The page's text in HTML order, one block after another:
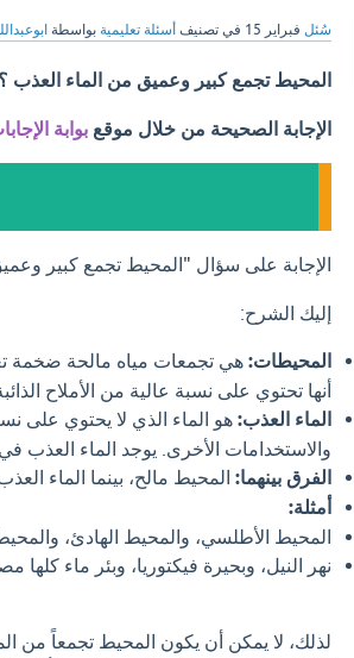
سُئل فبراير 15 في تصنيف أسئلة تعليمية بواسطة
المحيط تجمع كبير وعميق من الماء العذب
الإجابة الصحيحة من خلال موقع بوابة
الإجابة على سؤال "المحيط تجمع كبير
إليك الشرح:
المحيطات: هي تجمعات مياه مالحة ضخمة
أنها تحتوي على نسبة عالية من الأملاح
الماء العذب: هو الماء الذي لا يحتوي على
والاستخدامات الأخرى. يوجد الماء العذب في
الفرق بينهما: المحيط مالح، بينما الماء
أمثلة:
المحيط الأطلسي، والمحيط الهادئ،
نهر النيل، وبحيرة فيكتوريا، وبئر ماء كلها
لذلك، لا يمكن أن يكون المحيط تجمعاً من